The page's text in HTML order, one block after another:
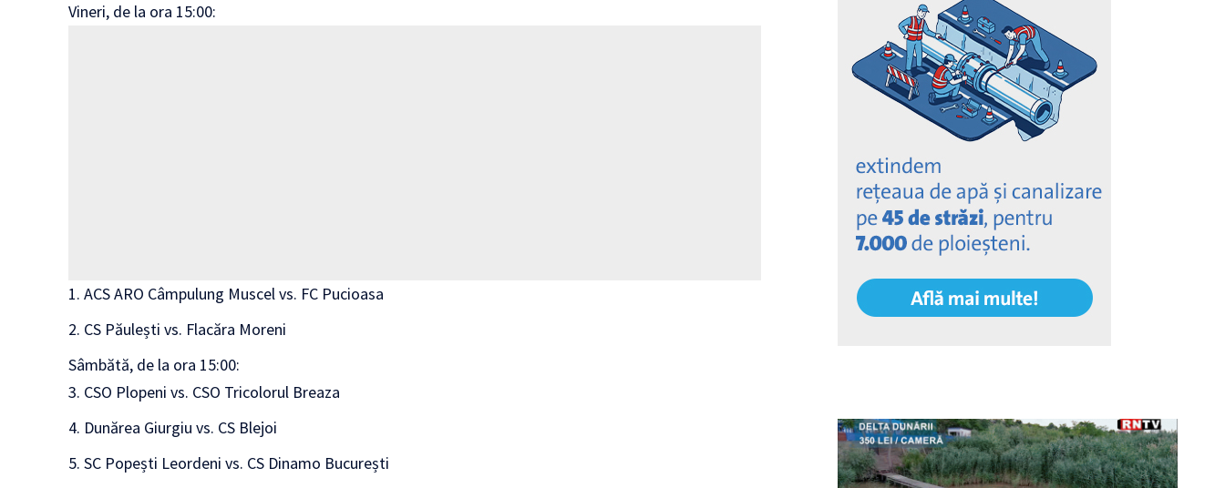
Vineri, de la ora 15:00:
ACS ARO Câmpulung Muscel vs. FC Pucioasa
CS Păulești vs. Flacăra Moreni
Sâmbătă, de la ora 15:00:
CSO Plopeni vs. CSO Tricolorul Breaza
Dunărea Giurgiu vs. CS Blejoi
SC Popești Leordeni vs. CS Dinamo București